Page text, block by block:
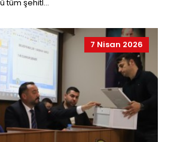
tüm şehitl...
7 Nisan 2026